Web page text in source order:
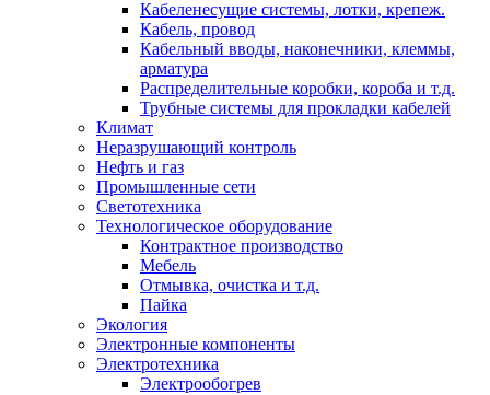
Кабеленесущие системы, лотки, крепеж.
Кабель, провод
Кабельный вводы, наконечники, клеммы,
арматура
Распределительные коробки, короба и т.д.
Трубные системы для прокладки кабелей
Климат
Неразрушающий контроль
Нефть и газ
Промышленные сети
Светотехника
Технологическое оборудование
Контрактное производство
Мебель
Отмывка, очистка и т.д.
Пайка
Экология
Электронные компоненты
Электротехника
Электрообогрев